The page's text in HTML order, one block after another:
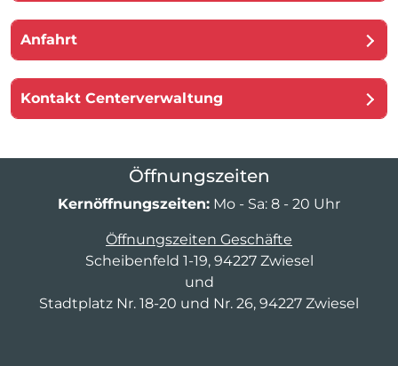
Anfahrt
Kontakt Centerverwaltung
Öffnungszeiten
Kernöffnungszeiten: Mo - Sa: 8 - 20 Uhr
Öffnungszeiten Geschäfte
Scheibenfeld 1-19, 94227 Zwiesel
und
Stadtplatz Nr. 18-20 und Nr. 26, 94227 Zwiesel